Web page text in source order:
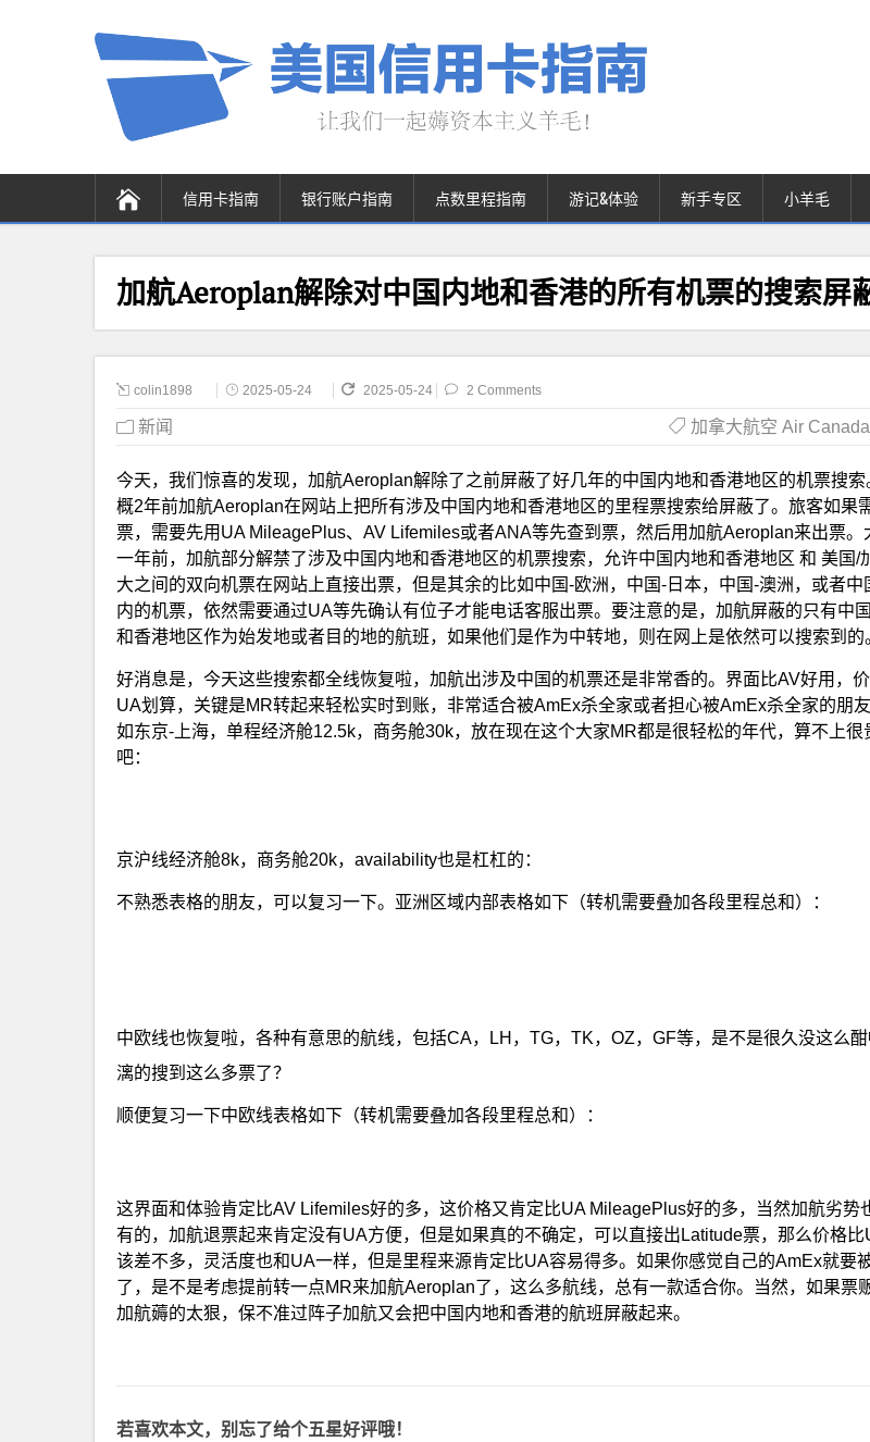
信用卡指南 银行账户指南 点数里程指南 游记&体验 新手专区 小羊毛
加航Aeroplan解除对中国内地和香港的所有机票的搜索屏
colin1898 2025-05-24 2025-05-24 2 Comments
新闻 加拿大航空 Air
今天，我们惊喜的发现，加航Aeroplan解除了之前屏蔽了好几年的中国内地和香港地区的机票搜索
概2年前加航Aeroplan在网站上把所有涉及中国内地和香港地区的里程票搜索给屏蔽了。旅客如果
票，需要先用UA MileagePlus、AV Lifemiles或者ANA等先查到票，然后用加航Aeroplan来出票。
一年前，加航部分解禁了涉及中国内地和香港地区的机票搜索，允许中国内地和香港地区 和 美国/
大之间的双向机票在网站上直接出票，但是其余的比如中国-欧洲，中国-日本，中国-澳洲，或者中
内的机票，依然需要通过UA等先确认有位子才能电话客服出票。要注意的是，加航屏蔽的只有中
和香港地区作为始发地或者目的地的航班，如果他们是作为中转地，则在网上是依然可以搜索到的
好消息是，今天这些搜索都全线恢复啦，加航出涉及中国的机票还是非常香的。界面比AV好用，
UA划算，关键是MR转起来轻松实时到账，非常适合被AmEx杀全家或者担心被AmEx杀全家的朋
如东京-上海，单程经济舱12.5k，商务舱30k，放在现在这个大家MR都是很轻松的年代，算不上很
吧：
京沪线经济舱8k，商务舱20k，availability也是杠杠的：
不熟悉表格的朋友，可以复习一下。亚洲区域内部表格如下（转机需要叠加各段里程总和）：
中欧线也恢复啦，各种有意思的航线，包括CA，LH，TG，TK，OZ，GF等，是不是很久没这么
漓的搜到这么多票了？
顺便复习一下中欧线表格如下（转机需要叠加各段里程总和）：
这界面和体验肯定比AV Lifemiles好的多，这价格又肯定比UA MileagePlus好的多，当然加航劣势
有的，加航退票起来肯定没有UA方便，但是如果真的不确定，可以直接出Latitude票，那么价格比
该差不多，灵活度也和UA一样，但是里程来源肯定比UA容易得多。如果你感觉自己的AmEx就要
了，是不是考虑提前转一点MR来加航Aeroplan了，这么多航线，总有一款适合你。当然，如果票
加航薅的太狠，保不准过阵子加航又会把中国内地和香港的航班屏蔽起来。
若喜欢本文，别忘了给个五星好评哦！